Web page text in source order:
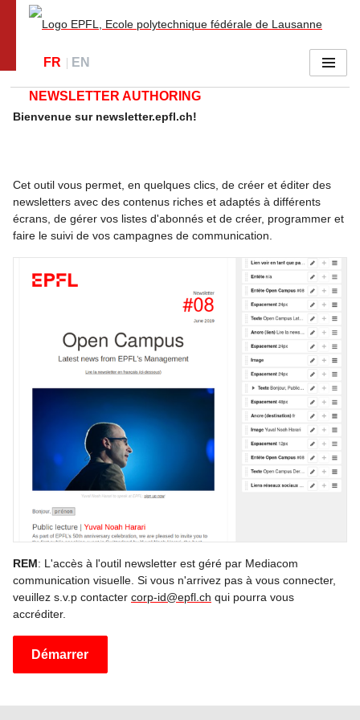
NEWSLETTER AUTHORING
FR EN Menu
Bienvenue sur newsletter.epfl.ch!
Cet outil vous permet, en quelques clics, de créer et éditer des
newsletters avec des contenus riches et adaptés à différents
écrans, de gérer vos listes d'abonnés et de créer, programmer et
faire le suivi de vos campagnes de communication.
REM: L'accès à l'outil newsletter est géré par Mediacom
communication visuelle. Si vous n'arrivez pas à vous connecter,
veuillez s.v.p contacter corp-id@epfl.ch qui pourra vous
accréditer.
Démarrer